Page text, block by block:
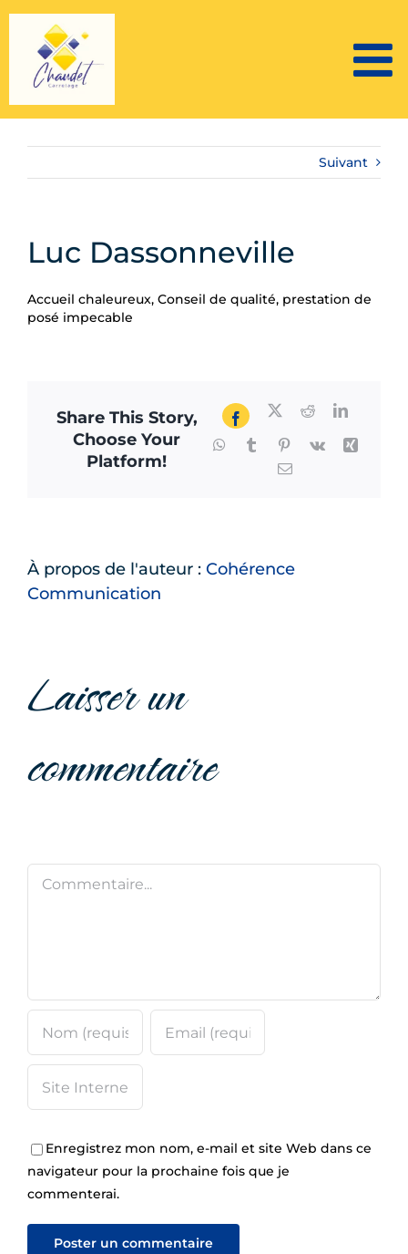
Passer
contenu
Suivant
Luc Dassonneville
Accueil chaleureux, Conseil de qualité, prestation de
posé impecable
Share This Story,
Choose Your
Platform!
Facebook
RedditLinkedIn
WhatsApp
TumblrPinterest
Vk
Xing
Email
À propos de l'auteur : Cohérence
Communication
Laisser un
commentaire
Enregistrez mon nom, e-mail et site Web dans ce
navigateur pour la prochaine fois que je
commenterai.